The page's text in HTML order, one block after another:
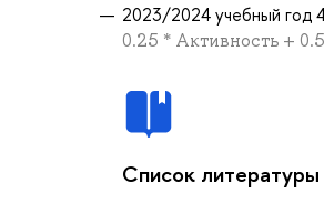
2023/2024 учебный год
0.25 * Активность +
Список литературы